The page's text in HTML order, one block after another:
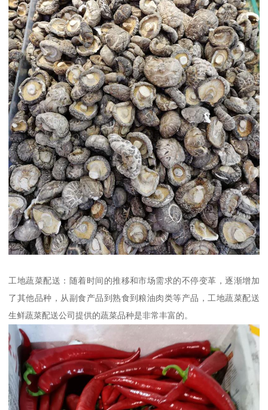
工地蔬菜配送：随着时间的推移和市场需求的不停变革，逐渐增加
了其他品种，从副食产品到熟食到粮油肉类等产品，工地蔬菜配送
生鲜蔬菜配送公司提供的蔬菜品种是非常丰富的。